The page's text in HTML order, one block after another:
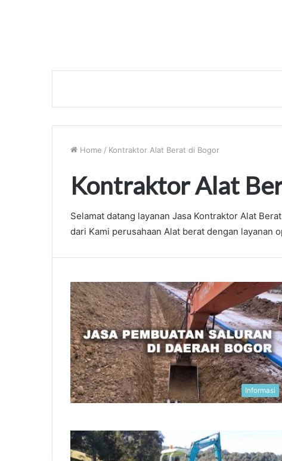
Home / Kontraktor Alat Berat di Bogor
Kontraktor Alat
Selamat datang layanan Jasa Kontraktor Alat
dari Kami perusahaan Alat berat dengan layanan
Informasi